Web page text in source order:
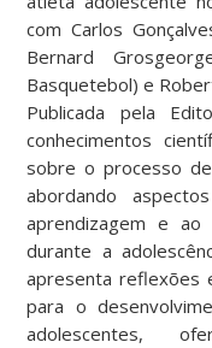
com Carlos
Bernard
Basquetebol) e
Publicada pela
conhecimentos
sobre o processo
abordando
aprendizagem e ao
durante a
apresenta reflexões
para o
adolescentes,